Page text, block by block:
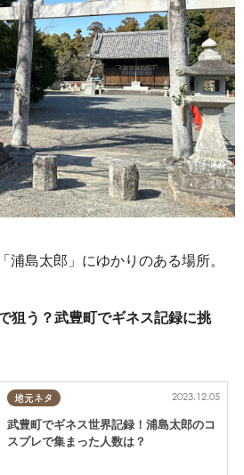
浦島太郎」にゆかりのある場所。
狙う？武豊町でギネス記録に挑
地元ネタ 2023.12.05
武豊町でギネス世界記録！浦島太郎のコ
スプレで集まった人数は？